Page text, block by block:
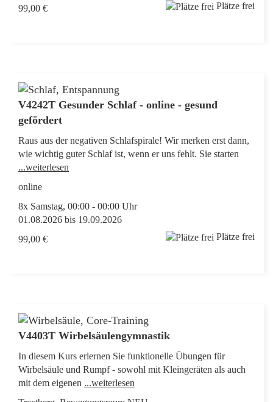
99,00 €
Plätze frei
V4242T Gesunder Schlaf - online - gesund
gefördert
Raus aus der negativen Schlafspirale! Wir merken erst dann,
wie wichtig guter Schlaf ist, wenn er uns fehlt. Sie starten
...weiterlesen
online
8x Samstag, 00:00 - 00:00 Uhr
01.08.2026 bis 19.09.2026
99,00 €
Plätze frei
V4403T Wirbelsäulengymnastik
In diesem Kurs erlernen Sie funktionelle Übungen für
Wirbelsäule und Rumpf - sowohl mit Kleingeräten als auch
mit dem eigenen ...weiterlesen